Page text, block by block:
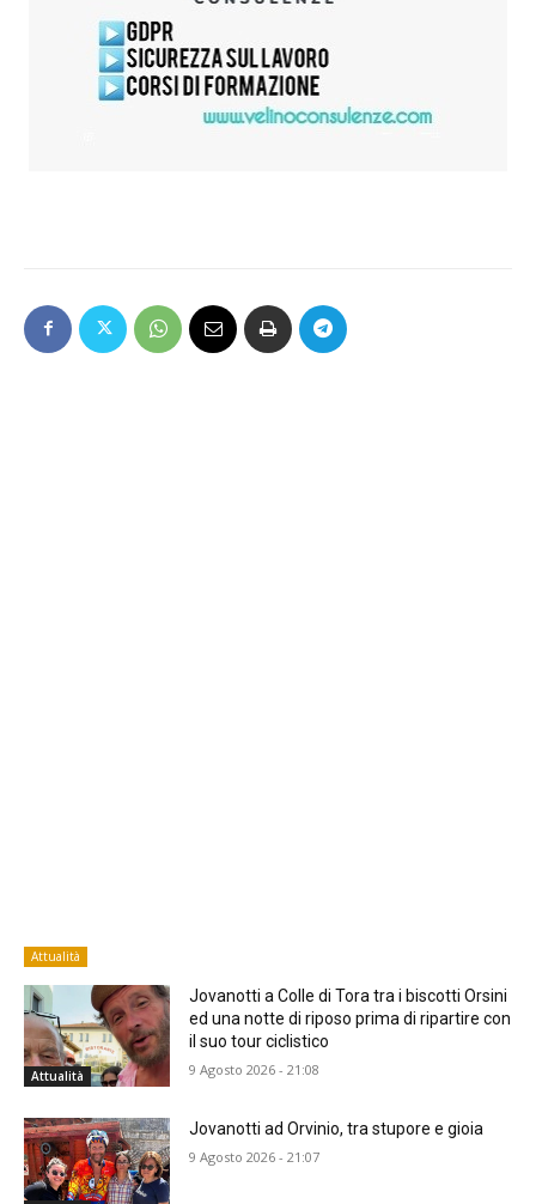
Attualità
Attualità
Jovanotti a Colle di Tora tra i biscotti Orsini
ed una notte di riposo prima di ripartire con
il suo tour ciclistico
9 Agosto 2026 - 21:08
Jovanotti ad Orvinio, tra stupore e gioia
9 Agosto 2026 - 21:07